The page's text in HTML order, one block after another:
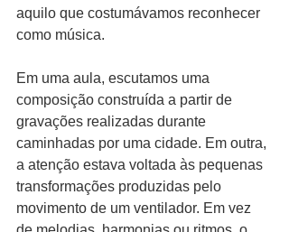
aquilo que costumávamos reconhecer
como música.
Em uma aula, escutamos uma
composição construída a partir de
gravações realizadas durante
caminhadas por uma cidade. Em outra,
a atenção estava voltada às pequenas
transformações produzidas pelo
movimento de um ventilador. Em vez